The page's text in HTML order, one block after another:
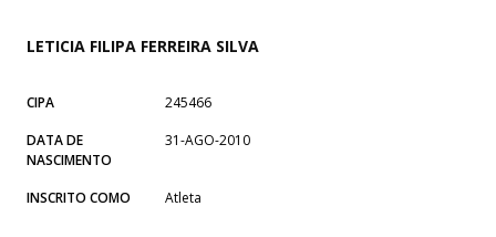
LETICIA FILIPA FERREIRA SILVA
CIPA
245466
DATA DE
NASCIMENTO
31-AGO-2010
INSCRITO COMO Atleta